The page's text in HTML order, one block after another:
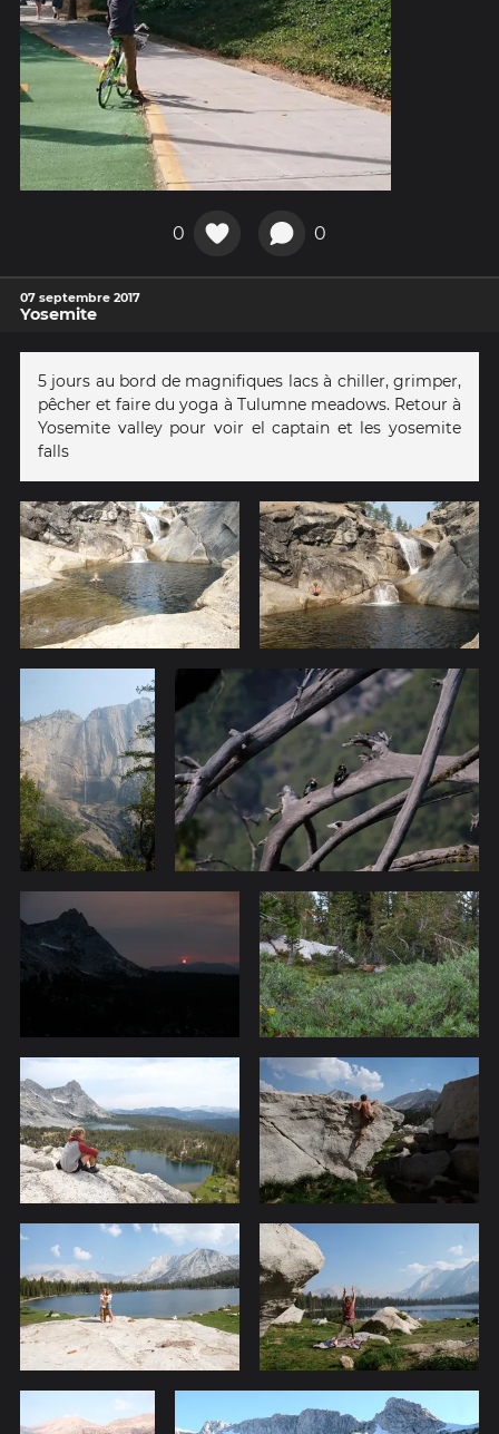
0 0
07 septembre 2017
Yosemite
5 jours au bord de magnifiques lacs à chiller, grimper,
pêcher et faire du yoga à Tulumne meadows. Retour à
Yosemite valley pour voir el captain et les yosemite
falls